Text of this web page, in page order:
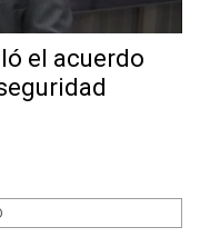
el acuerdo